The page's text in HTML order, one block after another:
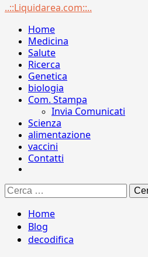
Menu
..::Liquidarea.com::..
Home
Medicina
Salute
Ricerca
Genetica
biologia
Com. Stampa
Invia Comunicati
Scienza
alimentazione
vaccini
Contatti
Ricerca
per:
Home
Blog
decodifica